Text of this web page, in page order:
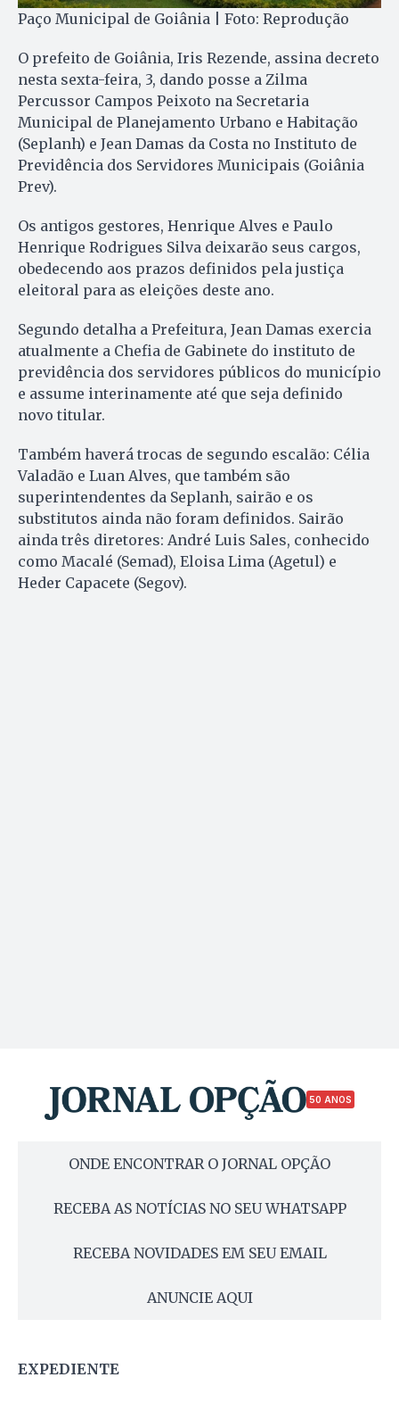
Paço Municipal de Goiânia | Foto: Reprodução
O prefeito de Goiânia, Iris Rezende, assina decreto
nesta sexta-feira, 3, dando posse a Zilma
Percussor Campos Peixoto na Secretaria
Municipal de Planejamento Urbano e Habitação
(Seplanh) e Jean Damas da Costa no Instituto de
Previdência dos Servidores Municipais (Goiânia
Prev).
Os antigos gestores, Henrique Alves e Paulo
Henrique Rodrigues Silva deixarão seus cargos,
obedecendo aos prazos definidos pela justiça
eleitoral para as eleições deste ano.
Segundo detalha a Prefeitura, Jean Damas exercia
atualmente a Chefia de Gabinete do instituto de
previdência dos servidores públicos do município
e assume interinamente até que seja definido
novo titular.
Também haverá trocas de segundo escalão: Célia
Valadão e Luan Alves, que também são
superintendentes da Seplanh, sairão e os
substitutos ainda não foram definidos. Sairão
ainda três diretores: André Luis Sales, conhecido
como Macalé (Semad), Eloisa Lima (Agetul) e
Heder Capacete (Segov).
50 ANOS
ONDE ENCONTRAR O JORNAL OPÇÃO
RECEBA AS NOTÍCIAS NO SEU WHATSAPP
RECEBA NOVIDADES EM SEU EMAIL
ANUNCIE AQUI
EXPEDIENTE